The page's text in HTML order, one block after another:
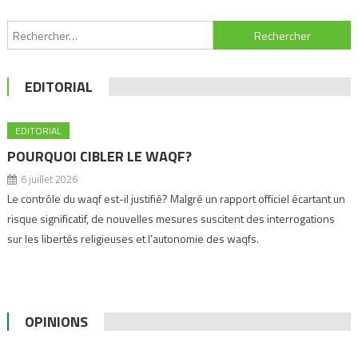
Navigation
de
l’article
Rechercher :
EDITORIAL
EDITORIAL
POURQUOI CIBLER LE WAQF?
6 juillet 2026
Le contrôle du waqf est-il justifié? Malgré un rapport officiel écartant un
risque significatif, de nouvelles mesures suscitent des interrogations
sur les libertés religieuses et l’autonomie des waqfs.
OPINIONS